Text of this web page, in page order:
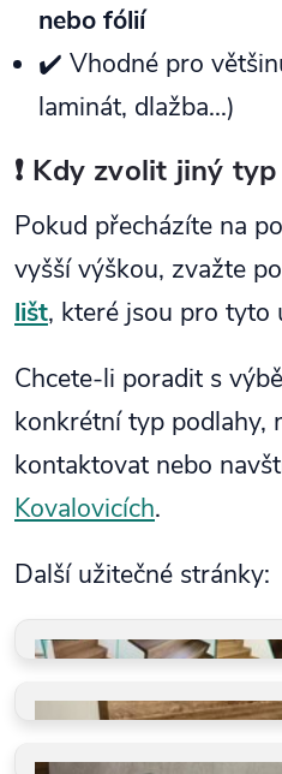
nebo fólií
✔️ Vhodné pro
laminát, dlažba...)
❗ Kdy zvolit jiný typ
Pokud přecházíte na
vyšší výškou, zvažte
lišt, které jsou pro tyto
Chcete-li poradit s
konkrétní typ podlahy,
kontaktovat nebo
Kovalovicích.
Další užitečné stránky:
Schody, koupelny, restaurace
Takto je děláme v BUKOMĚ